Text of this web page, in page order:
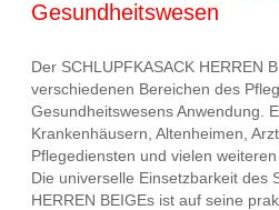
Gesundheitswesen
Der SCHLUPFKASACK HERREN
verschiedenen Bereichen des
Gesundheitswesens Anwendung.
Krankenhäusern, Altenheimen,
Pflegediensten und vielen
Die universelle Einsetzbarkeit des
HERREN BEIGEs ist auf seine